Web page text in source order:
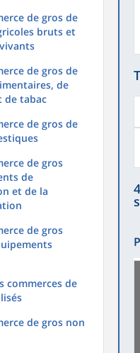
de gros de
bruts et
de gros de
de
de tabac
de gros de
de gros
de
et de la
de gros
commerces de
de gros non